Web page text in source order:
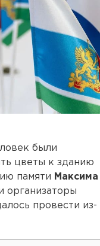
были
цветы к зданию
памяти Максима
организаторы
провести из-